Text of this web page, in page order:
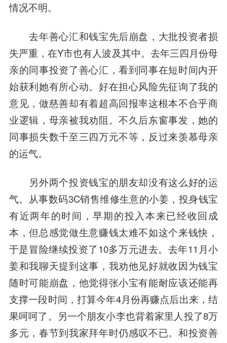
情况不明。
去年善心汇和钱宝先后崩盘，大批投资者损
失严重，在Y市也有人波及其中。去年三四月份母
亲的同事投资了善心汇，看到同事在短时间内开
始获利她有所心动。好在担心风险先征询了我的
意见，做慈善却有着超高回报率这根本不合乎商
业逻辑，母亲被我劝阻。不久后东窗事发，她的
同事损失数千至三四万元不等，反过来羡慕母亲
的运气。
另外两个投资钱宝的朋友却没有这么好的运
气。从事数码3C销售维修生意的小姜，投身钱宝
有近两年的时间，早期的投入本来已经收回成
本，但总感觉做生意赚钱太难不如这个来钱快，
于是冒险继续投资了10多万元进去。去年11月小
姜和我聊天提到这事，我劝他见好就收因为钱宝
随时可能崩盘，他觉得张小宝有能耐应该还能再
支撑一段时间，打算今年4月份再赚点后出来，结
果呵呵了。另一个朋友小李也背着家里人投了8万
多元，春节到我家拜年时仍感叹不已。和投资善